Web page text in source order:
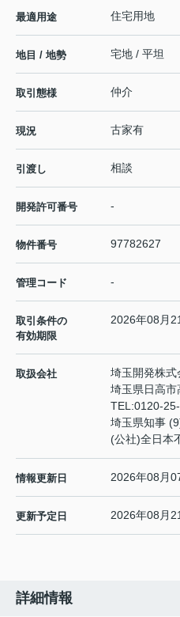
最適用途 住宅用地
地目 / 地勢 宅地 / 平坦
取引態様 仲介
現況 古家有
引渡し 相談
開発許可番号 -
物件番号 97782627
管理コード -
取引条件の
有効期限
2026年08月
取扱会社
埼玉開発株式
埼玉県日高
TEL:0120-
埼玉県知事
(公社)全日本
情報更新日 2026年08月
更新予定日 2026年08月
詳細情報